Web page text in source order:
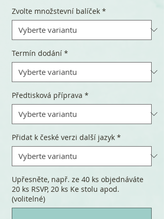
Zvolte množstevní balíček *
Termín dodání *
Předtisková příprava *
Přidat k české verzi další jazyk *
Upřesněte, např. ze 40 ks objednáváte
20 ks RSVP, 20 ks Ke stolu apod.
(volitelné)